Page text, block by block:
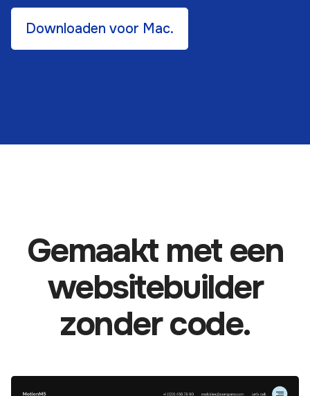
Downloaden voor Mac.
Gemaakt met een
websitebuilder
zonder code.